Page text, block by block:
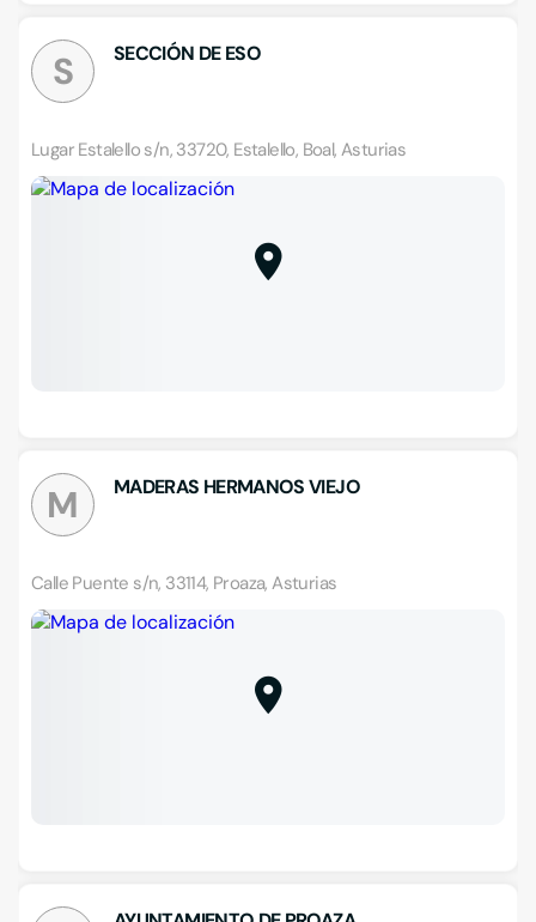
S SECCIÓN DE ESO
Lugar Estalello s/n, 33720, Estalello, Boal, Asturias
M MADERAS HERMANOS VIEJO
Calle Puente s/n, 33114, Proaza, Asturias